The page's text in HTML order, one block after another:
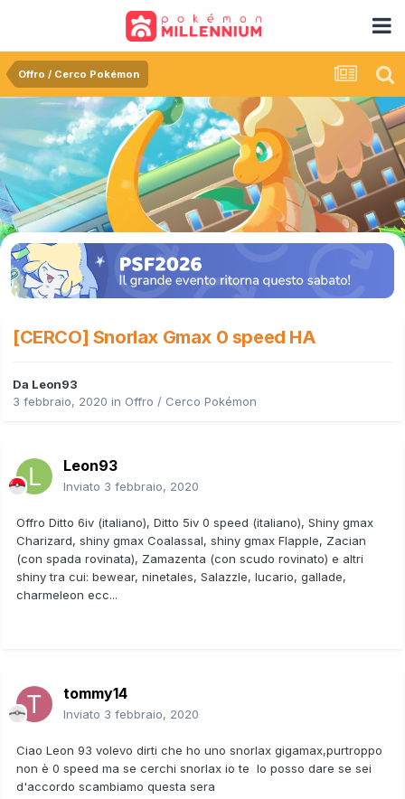
Offro / Cerco Pokémon
[CERCO] Snorlax Gmax 0 speed HA
Da Leon93
3 febbraio, 2020 in Offro / Cerco Pokémon
Leon93
Inviato 3 febbraio, 2020
Offro Ditto 6iv (italiano), Ditto 5iv 0 speed (italiano), Shiny gmax
Charizard, shiny gmax Coalassal, shiny gmax Flapple, Zacian
(con spada rovinata), Zamazenta (con scudo rovinato) e altri
shiny tra cui: bewear, ninetales, Salazzle, lucario, gallade,
charmeleon ecc...
tommy14
Inviato 3 febbraio, 2020
Ciao Leon 93 volevo dirti che ho uno snorlax gigamax,purtroppo
non è 0 speed ma se cerchi snorlax io te lo posso dare se sei
d'accordo scambiamo questa sera